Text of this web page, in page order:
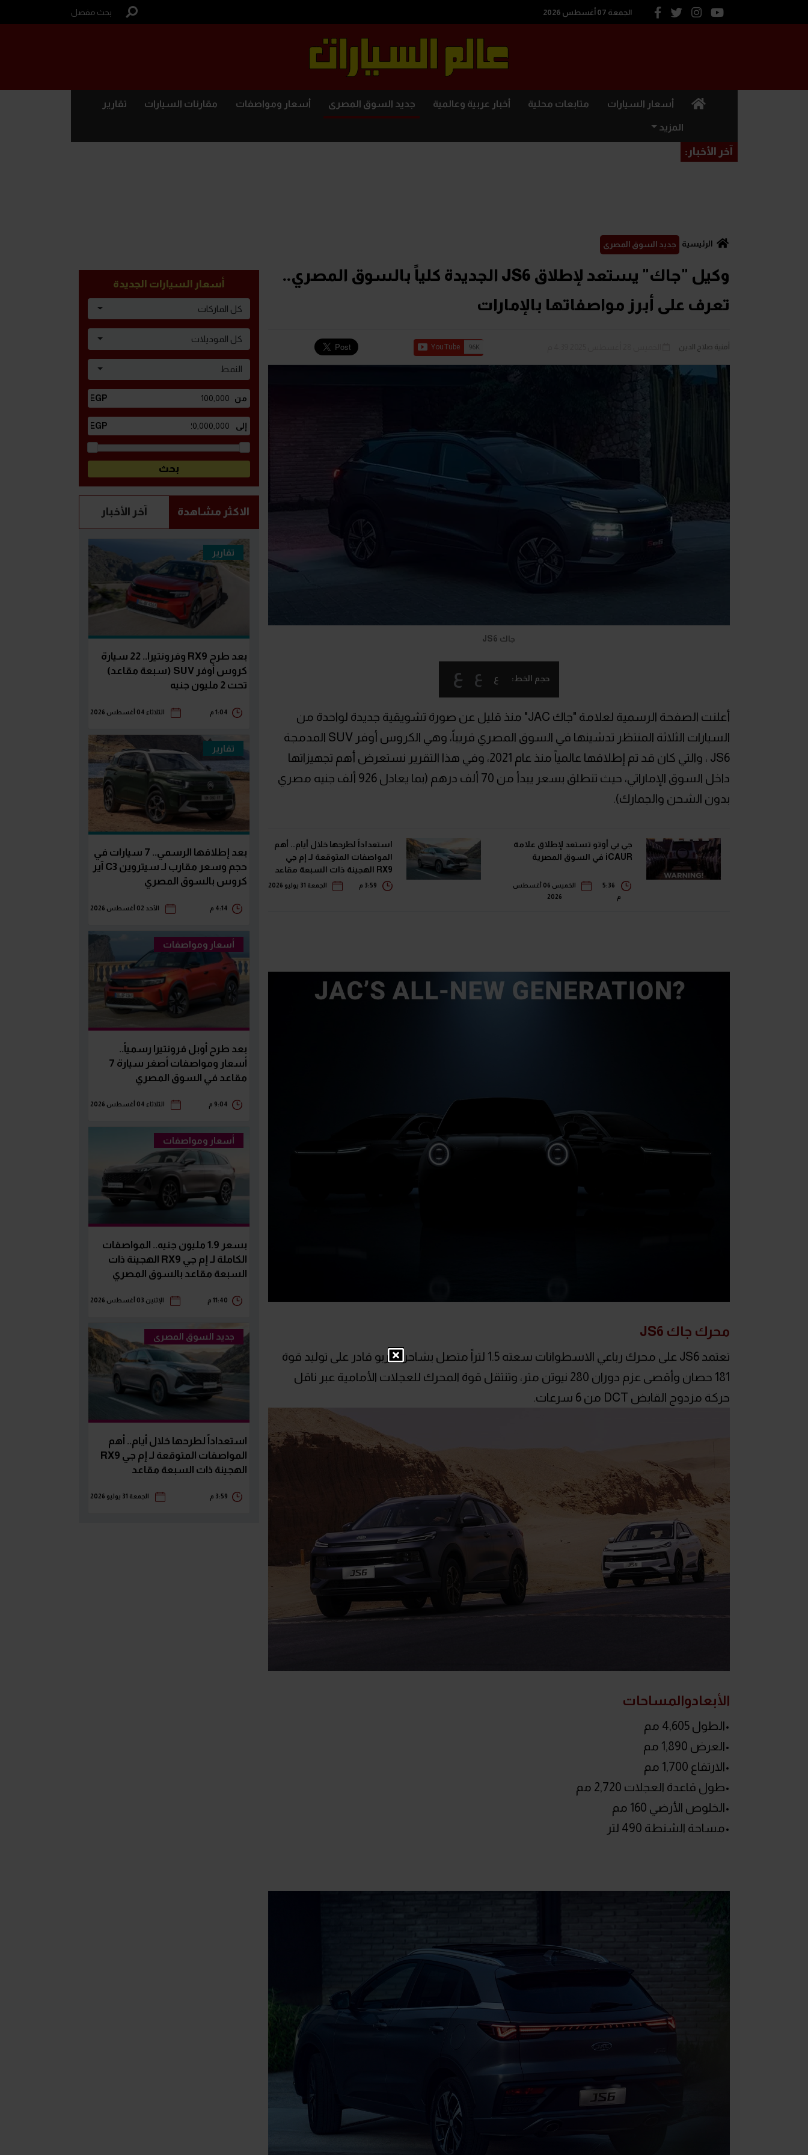
الجمعة 07 أغسطس 2026 بحث مفصل
(current) أسعار السيارات متابعات محلية أخبار عربية وعالمية جديد السوق المصرى أسعار ومواصفات مقارنات السيارات تقارير
المزيد
آخر الأخبار:
الرئيسية جديد السوق المصرى
وكيل "جاك" يستعد لإطلاق JS6 الجديدة كلياً بالسوق المصري..
تعرف على أبرز مواصفاتها بالإمارات
أمنية صلاح الدين
جاك JS6
حجم الخط: ع ع ع
أعلنت الصفحة الرسمية لعلامة "جاك JAC" منذ قليل عن صورة تشويقية جديدة لواحدة من
السيارات الثلاثة المنتظر تدشينها في السوق المصري قريباً، وهي الكروس أوفر SUV المدمجة
JS6 ، والتي كان قد تم إطلاقها عالمياً منذ عام 2021، وفي هذا التقرير نستعرض أهم تجهيزاتها
داخل السوق الإماراتي، حيث تنطلق بسعر يبدأ من 70 ألف درهم (بما يعادل 926 ألف جنيه مصري
بدون الشحن والجمارك).
جي بي أوتو تستعد لإطلاق علامة
iCAUR في السوق المصرية
5:36
م
الخميس 06 أغسطس
2026
استعداداً لطرحها خلال أيام.. أهم
المواصفات المتوقعة لـ إم جي
RX9 الهجينة ذات السبعة مقاعد
الجمعة 31 يوليو 2026
محرك جاك JS6
تعتمد JS6 على محرك رباعي الاسطوانات سعته 1.5 لتراً متصل بشاحن تيربو قادر على توليد قوة
181 حصان وأقصى عزم دوران 280 نيوتن متر، وتنتقل قوة المحرك للعجلات الأمامية عبر ناقل
حركة مزدوج القابض DCT من 6 سرعات.
الأبعادوالمساحات
•الطول 4,605 مم
•العرض 1,890 مم
•الارتفاع 1,700 مم
•طول قاعدة العجلات 2,720 مم
•الخلوص الأرضي 160 مم
•مساحة الشنطة 490 لتر
أسعار السيارات الجديدة
كل الماركات
كل الموديلات
النمط
الاكثر مشاهدة آخر الأخبار
تقارير
بعد طرح RX9 وفرونتيرا.. 22 سيارة
كروس أوفر SUV (سبعة مقاعد)
تحت 2 مليون جنيه
1:04 م الثلاثاء 04 أغسطس 2026
تقارير
بعد إطلاقها الرسمي.. 7 سيارات في
حجم وسعر مقارب لـ سيتروين C3 آير
كروس بالسوق المصري
4:14 م الأحد 02 أغسطس 2026
أسعار ومواصفات
بعد طرح أوبل فرونتيرا رسمياً..
أسعار ومواصفات أصغر سيارة 7
مقاعد في السوق المصري
9:04 م الثلاثاء 04 أغسطس 2026
أسعار ومواصفات
بسعر 1.9 مليون جنيه.. المواصفات
الكاملة لـ إم جي RX9 الهجينة ذات
السبعة مقاعد بالسوق المصري
11:40 م الإثنين 03 أغسطس 2026
جديد السوق المصرى
استعداداً لطرحها خلال أيام.. أهم
المواصفات المتوقعة لـ إم جي RX9
الهجينة ذات السبعة مقاعد
3:59 م الجمعة 31 يوليو 2026